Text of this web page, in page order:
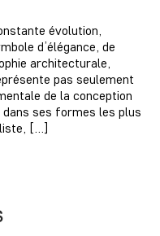
évolution,
d’élégance, de
architecturale,
pas seulement
de la conception
ses formes les plus
[…]